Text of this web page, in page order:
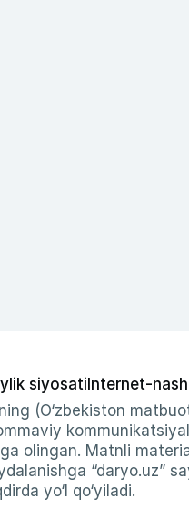
siyosati Internet-
(O‘zbekiston
olingan. Matnli
“daryo.uz”
yo‘l qo‘yiladi.